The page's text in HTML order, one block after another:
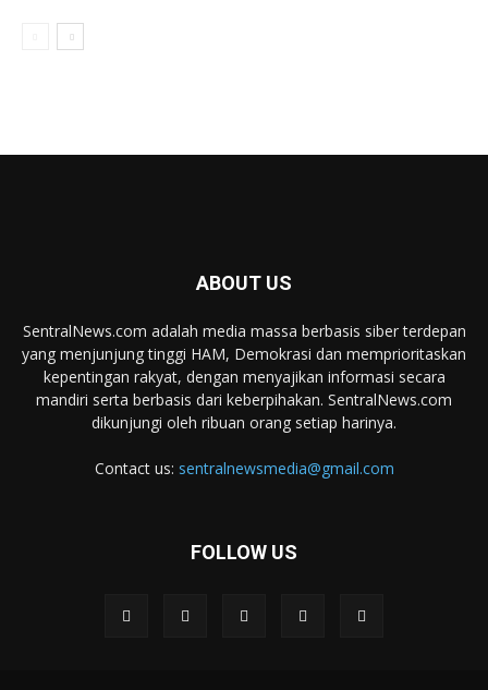
ABOUT US
SentralNews.com adalah media massa berbasis siber terdepan
yang menjunjung tinggi HAM, Demokrasi dan memprioritaskan
kepentingan rakyat, dengan menyajikan informasi secara
mandiri serta berbasis dari keberpihakan. SentralNews.com
dikunjungi oleh ribuan orang setiap harinya.
Contact us: sentralnewsmedia@gmail.com
FOLLOW US